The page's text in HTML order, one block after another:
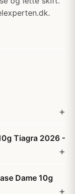
Tiagra 2026 -
Dame 10g